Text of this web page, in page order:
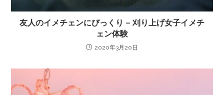
友人のイメチェンにびっくり – 刈り上げ女子イメチ
ェン体験
2020年3月20日